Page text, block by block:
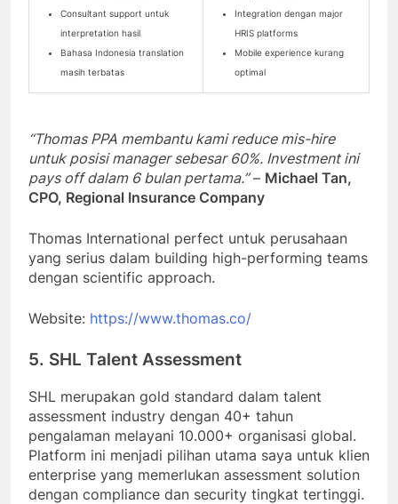
Consultant support untuk
interpretation hasil
Bahasa Indonesia translation
masih terbatas
Integration dengan major
HRIS platforms
Mobile experience kurang
optimal
“Thomas PPA membantu kami reduce mis-hire
untuk posisi manager sebesar 60%. Investment ini
pays off dalam 6 bulan pertama.”– Michael Tan,
CPO, Regional Insurance Company
Thomas International perfect untuk perusahaan
yang serius dalam building high-performing teams
dengan scientific approach.
Website: https://www.thomas.co/
5. SHL Talent Assessment
SHL merupakan gold standard dalam talent
assessment industry dengan 40+ tahun
pengalaman melayani 10.000+ organisasi global.
Platform ini menjadi pilihan utama saya untuk klien
enterprise yang memerlukan assessment solution
dengan compliance dan security tingkat tertinggi.